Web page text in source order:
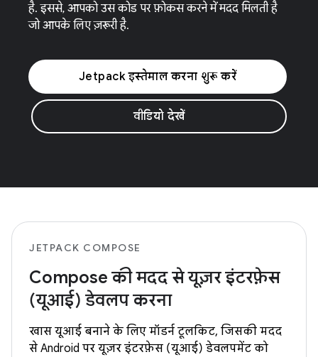
है. इससे, आपको उस कोड पर फ़ोकस करने में मदद मिलती है
जो आपके लिए ज़रूरी है.
Jetpack इस्तेमाल करना शुरू करें
वीडियो देखें
JETPACK COMPOSE
Compose की मदद से यूज़र इंटरफ़ेस
(यूआई) डेवलप करना
खास यूआई बनाने के लिए मॉडर्न टूलकिट, जिसकी मदद
से Android पर यूज़र इंटरफ़ेस (यूआई) डेवलपमेंट को